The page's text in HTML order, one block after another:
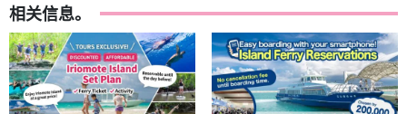
相关信息。